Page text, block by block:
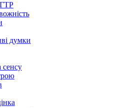
ГТР
думки
сенсу